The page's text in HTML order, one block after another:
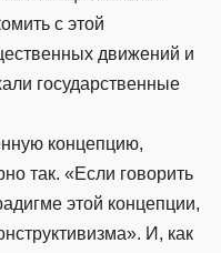
с этой
движений и
государственные
концепцию,
так. «Если говорить
этой концепции,
И, как